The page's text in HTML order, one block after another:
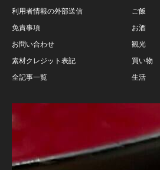
利用者情報の外部送信
免責事項
お問い合わせ
素材クレジット表記
全記事一覧
ご飯
お酒
観光
買い物
生活